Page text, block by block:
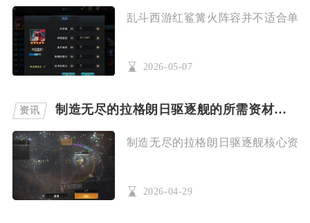
乱斗西游红鲨篝火阵容并不适合单
2026-05-07
资讯 制造无尽的拉格朗日驱逐舰的所需资材有哪些
制造无尽的拉格朗日驱逐舰核心资
2026-04-29